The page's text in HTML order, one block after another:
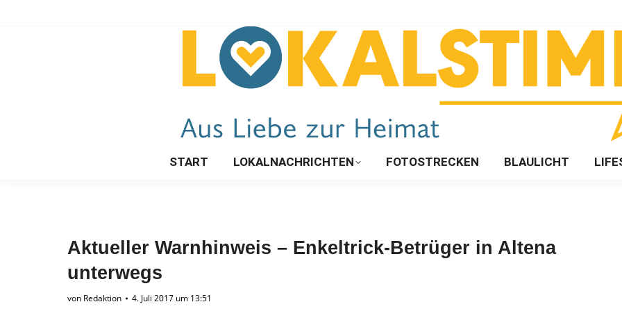
START LOKALNACHRICHTEN FOTOSTRECKEN BLAULICHT
Aktueller Warnhinweis – Enkeltrick-Betrüger in Altena
unterwegs
von Redaktion 4. Juli 2017 um 13:51